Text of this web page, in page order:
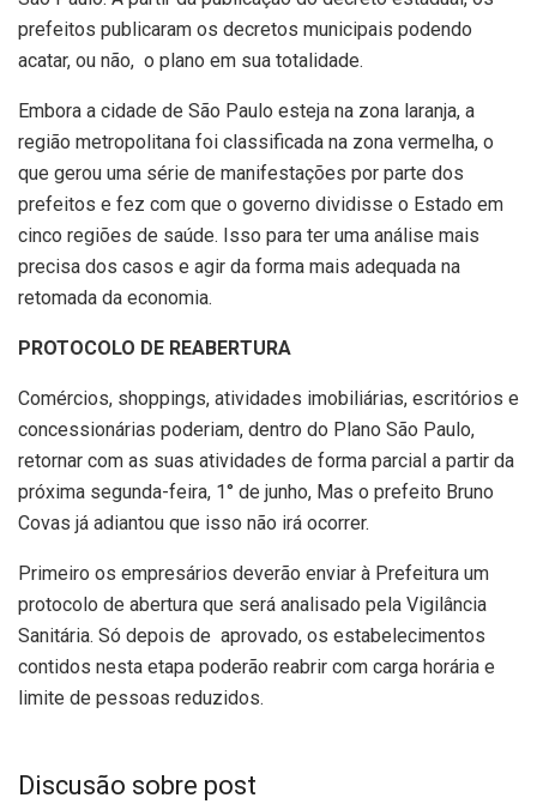
prefeitos publicaram os decretos municipais podendo
acatar, ou não, o plano em sua totalidade.
Embora a cidade de São Paulo esteja na zona laranja, a
região metropolitana foi classificada na zona vermelha, o
que gerou uma série de manifestações por parte dos
prefeitos e fez com que o governo dividisse o Estado em
cinco regiões de saúde. Isso para ter uma análise mais
precisa dos casos e agir da forma mais adequada na
retomada da economia.
PROTOCOLO DE REABERTURA
Comércios, shoppings, atividades imobiliárias, escritórios e
concessionárias poderiam, dentro do Plano São Paulo,
retornar com as suas atividades de forma parcial a partir da
próxima segunda-feira, 1° de junho, Mas o prefeito Bruno
Covas já adiantou que isso não irá ocorrer.
Primeiro os empresários deverão enviar à Prefeitura um
protocolo de abertura que será analisado pela Vigilância
Sanitária. Só depois de aprovado, os estabelecimentos
contidos nesta etapa poderão reabrir com carga horária e
limite de pessoas reduzidos.
Discusão sobre post